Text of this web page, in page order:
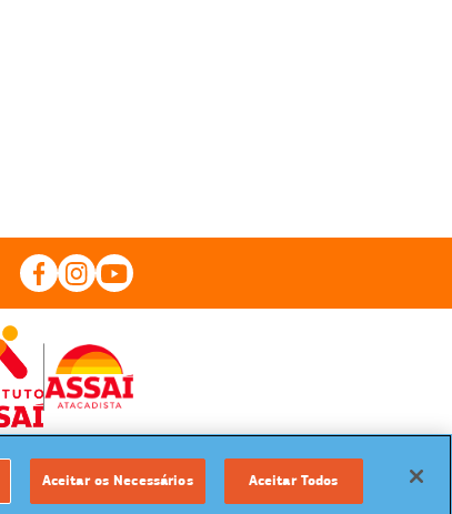
Aceitar os Necessários Aceitar Todos